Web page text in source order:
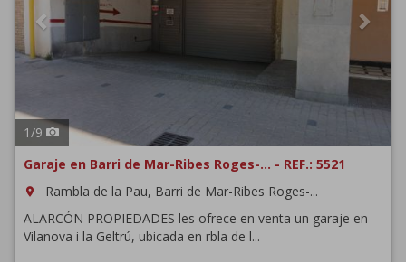
1/9
Garaje en Barri de Mar-Ribes Roges-... - REF.: 5521
room
Rambla de la Pau, Barri de Mar-Ribes Roges-...
ALARCÓN PROPIEDADES les ofrece en venta un garaje en
Vilanova i la Geltrú, ubicada en rbla de l...